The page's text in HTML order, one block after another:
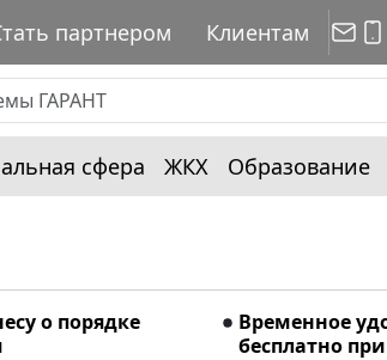
партнером Клиентам
сфера ЖКХ Образование
о порядке
Временное
бесплатно